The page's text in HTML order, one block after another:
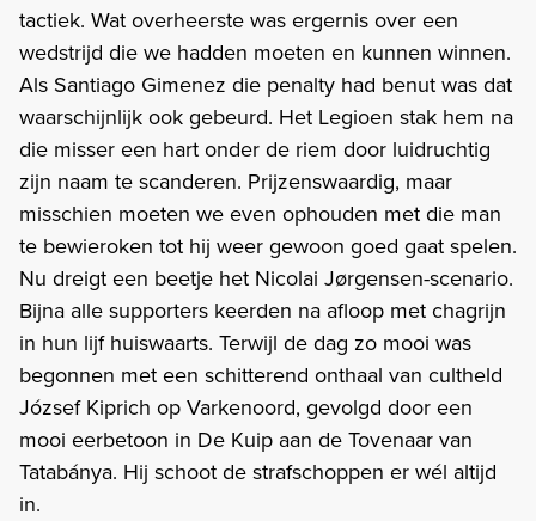
tactiek. Wat overheerste was ergernis over een
wedstrijd die we hadden moeten en kunnen winnen.
Als Santiago Gimenez die penalty had benut was dat
waarschijnlijk ook gebeurd. Het Legioen stak hem na
die misser een hart onder de riem door luidruchtig
zijn naam te scanderen. Prijzenswaardig, maar
misschien moeten we even ophouden met die man
te bewieroken tot hij weer gewoon goed gaat spelen.
Nu dreigt een beetje het Nicolai Jørgensen-scenario.
Bijna alle supporters keerden na afloop met chagrijn
in hun lijf huiswaarts. Terwijl de dag zo mooi was
begonnen met een schitterend onthaal van cultheld
József Kiprich op Varkenoord, gevolgd door een
mooi eerbetoon in De Kuip aan de Tovenaar van
Tatabánya. Hij schoot de strafschoppen er wél altijd
in.